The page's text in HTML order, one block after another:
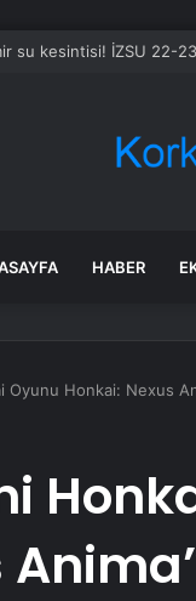
Kula’da sıcak asfalt
HABER
Honkai: Nexus